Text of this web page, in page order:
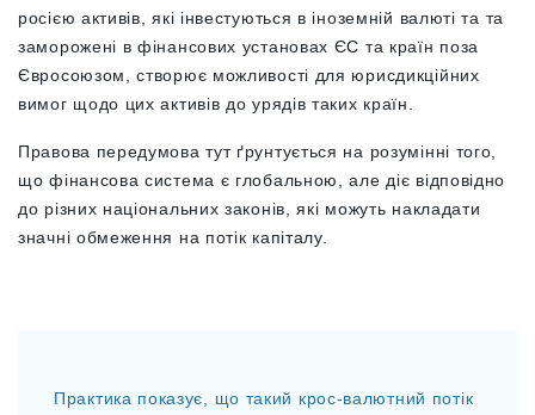
росією активів, які інвестуються в іноземній валюті та та
заморожені в фінансових установах ЄС та країн поза
Євросоюзом, створює можливості для юрисдикційних
вимог щодо цих активів до урядів таких країн.
Правова передумова тут ґрунтується на розумінні того,
що фінансова система є глобальною, але діє відповідно
до різних національних законів, які можуть накладати
значні обмеження на потік капіталу.
Практика показує, що такий крос-валютний потік